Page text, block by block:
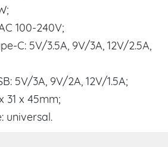
100-240V;
C: 5V/3.5A, 9V/3A, 12V/2.5A,
5V/3A, 9V/2A, 12V/1.5A;
31 x 45mm;
universal.